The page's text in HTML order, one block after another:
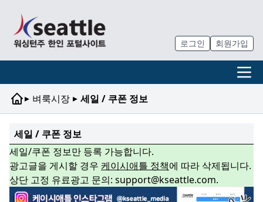
로그인 회원가입
▸ 벼룩시장 ▸ 세일 / 쿠폰 정보
세일 / 쿠폰 정보
세일/쿠폰 정보만 등록 가능합니다.
광고글을 게시할 경우 케이시애틀 정책에 따라 삭제됩니다.
상단 고정 유료광고 문의: support@kseattle.com.